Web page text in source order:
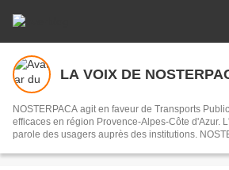
LA VOIX DE
NOSTERPACA agit en faveur de Transports
efficaces en région Provence-Alpes-Côte d'Azur.
parole des usagers auprès des institutions. NOSTERPACA est membre du